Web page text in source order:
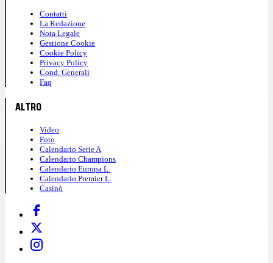
Contatti
La Redazione
Nota Legale
Gestione Cookie
Cookie Policy
Privacy Policy
Cond. Generali
Faq
ALTRO
Video
Foto
Calendario Serie A
Calendario Champions
Calendario Europa L.
Calendario Premier L.
Casinò